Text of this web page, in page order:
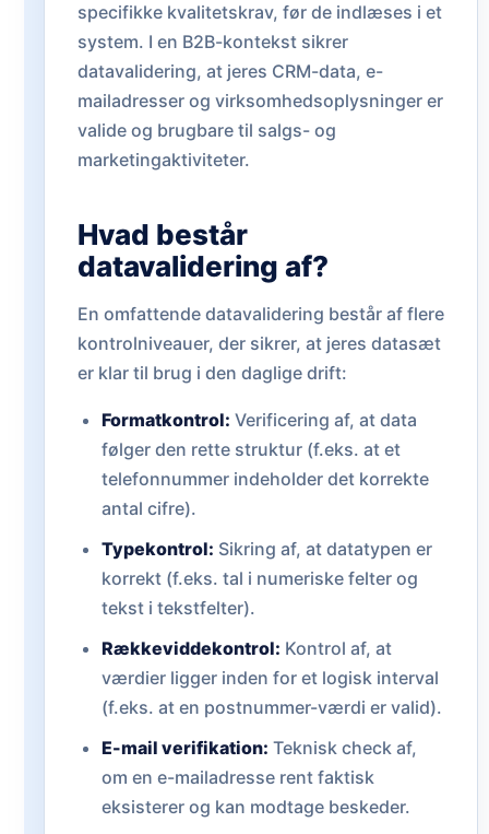
specifikke kvalitetskrav, før de indlæses i et
system. I en B2B-kontekst sikrer
datavalidering, at jeres CRM-data, e-
mailadresser og virksomhedsoplysninger er
valide og brugbare til salgs- og
marketingaktiviteter.
Hvad består
datavalidering af?
En omfattende datavalidering består af flere
kontrolniveauer, der sikrer, at jeres datasæt
er klar til brug i den daglige drift:
Formatkontrol: Verificering af, at data
følger den rette struktur (f.eks. at et
telefonnummer indeholder det korrekte
antal cifre).
Typekontrol: Sikring af, at datatypen er
korrekt (f.eks. tal i numeriske felter og
tekst i tekstfelter).
Rækkeviddekontrol: Kontrol af, at
værdier ligger inden for et logisk interval
(f.eks. at en postnummer-værdi er valid).
E-mail verifikation: Teknisk check af,
om en e-mailadresse rent faktisk
eksisterer og kan modtage beskeder.